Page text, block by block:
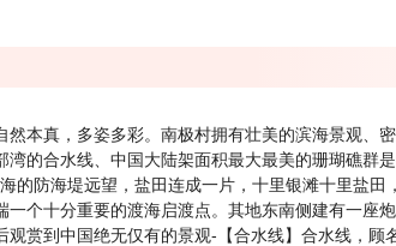
本真，多姿多彩。南极村拥有壮美的滨海景观、
的合水线、中国大陆架面积最大最美的珊瑚礁群
的防海堤远望，盐田连成一片，十里银滩十里盐
个十分重要的渡海启渡点。其地东南侧建有一座
赏到中国绝无仅有的景观-【合水线】合水线，